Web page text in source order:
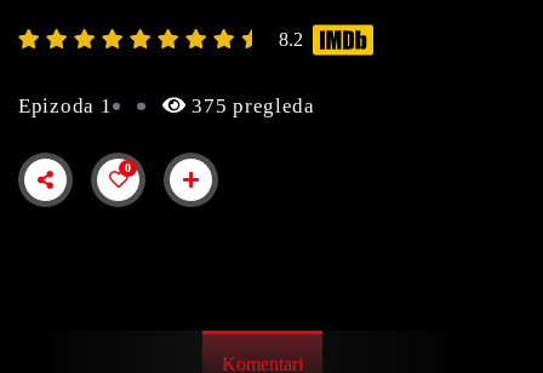
8.2
Epizoda 1 375 pregleda
0
Komentari